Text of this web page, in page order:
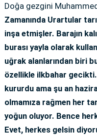
Doğa gezgini
Zamanında Urartular
inşa etmişler. Barajın
burası yayla olarak
uğrak alanlarından biri
özellikle ilkbahar
kururdu ama şu an
olmamıza rağmen her
yoğun oluyor. Bence
Evet, herkes gelsin